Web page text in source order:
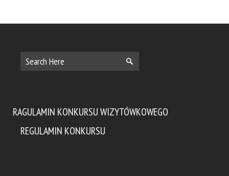
RAGULAMIN KONKURSU WIZYTÓWKOWEGO
REGULAMIN KONKURSU